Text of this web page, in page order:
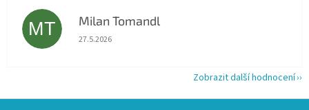
MT Milan Tomandl
Hodnocení obchodu je 5 z 5 hvězdiček.
27.5.2026
Zobrazit další hodnocení